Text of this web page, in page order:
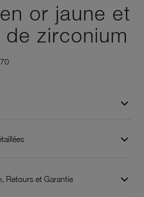
or jaune et
zirconium
Retours et Garantie